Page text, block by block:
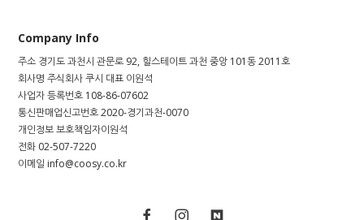
Company Info
주소 경기도 과천시 관문로 92, 힐스테이트 과천 중앙 101동 2011호
회사명 주식회사 쿠시 대표 이원석
사업자 등록번호 108-86-07602
통신판매업신고번호2020-경기과천-0070
개인정보 보호책임자이원석
전화 02-507-7220
이메일 info@coosy.co.kr